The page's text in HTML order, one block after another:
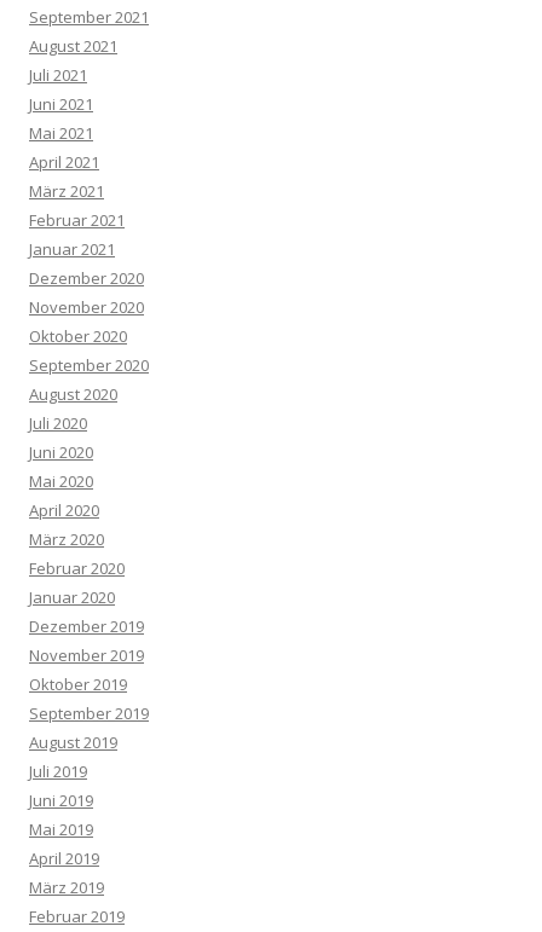
September 2021
August 2021
Juli 2021
Juni 2021
Mai 2021
April 2021
März 2021
Februar 2021
Januar 2021
Dezember 2020
November 2020
Oktober 2020
September 2020
August 2020
Juli 2020
Juni 2020
Mai 2020
April 2020
März 2020
Februar 2020
Januar 2020
Dezember 2019
November 2019
Oktober 2019
September 2019
August 2019
Juli 2019
Juni 2019
Mai 2019
April 2019
März 2019
Februar 2019